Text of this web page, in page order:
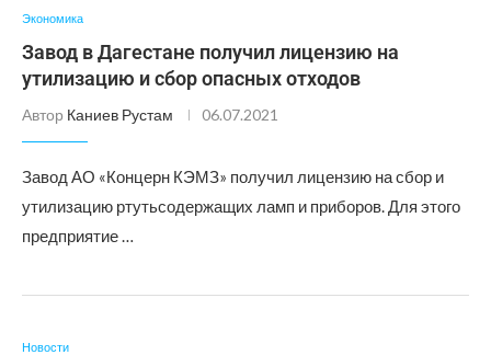
Экономика
Завод в Дагестане получил лицензию на
утилизацию и сбор опасных отходов
Автор Каниев Рустам 06.07.2021
Завод АО «Концерн КЭМЗ» получил лицензию на сбор и
утилизацию ртутьсодержащих ламп и приборов. Для этого
предприятие …
Новости